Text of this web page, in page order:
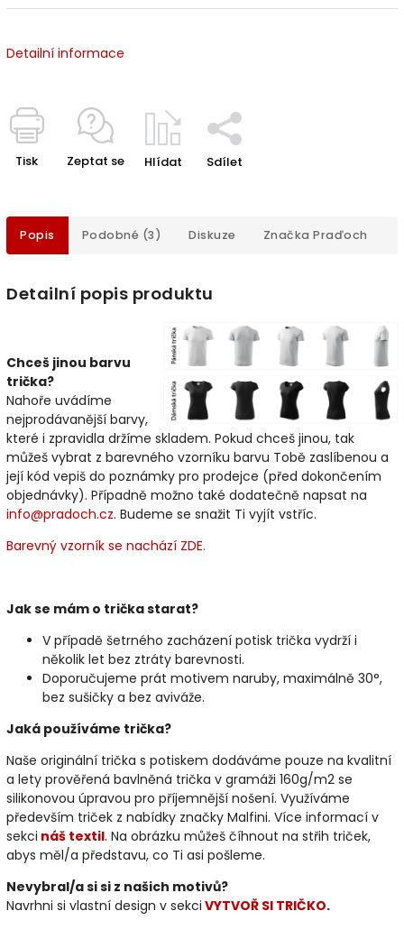
Detailní informace
Tisk Zeptat se Hlídat Sdílet
Popis Podobné (3) Diskuze Značka Praďoch
Detailní popis produktu
Chceš jinou barvu
trička?
Nahoře uvádíme
nejprodávanější barvy,
které i zpravidla držíme skladem. Pokud chceš jinou, tak
můžeš vybrat z barevného vzorníku barvu Tobě zaslíbenou a
její kód vepiš do poznámky pro prodejce (před dokončením
objednávky). Případně možno také dodatečně napsat na
info@pradoch.cz. Budeme se snažit Ti vyjít vstříc.
Barevný vzorník se nachází ZDE.
Jak se mám o trička starat?
V případě šetrného zacházení potisk trička vydrží i
několik let bez ztráty barevnosti.
Doporučujeme prát motivem naruby, maximálně 30°,
bez sušičky a bez aviváže.
Jaká používáme trička?
Naše originální trička s potiskem dodáváme pouze na kvalitní
a lety prověřená bavlněná trička v gramáži 160g/m2 se
silikonovou úpravou pro příjemnější nošení. Využíváme
především triček z nabídky značky Malfini. Více informací v
sekci náš textil. Na obrázku můžeš číhnout na střih triček,
abys měl/a představu, co Ti asi pošleme.
Nevybral/a si si z našich motivů?
Navrhni si vlastní design v sekci VYTVOŘ SI TRIČKO.